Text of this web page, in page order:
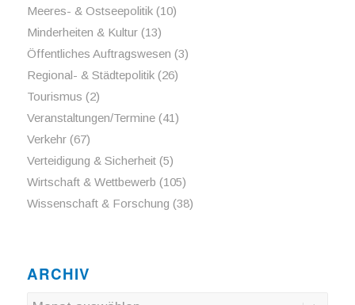
Meeres- & Ostseepolitik(10)
Minderheiten & Kultur(13)
Öffentliches Auftragswesen (3)
Regional- & Städtepolitik(26)
Tourismus (2)
Veranstaltungen/Termine(41)
Verkehr(67)
Verteidigung & Sicherheit(5)
Wirtschaft & Wettbewerb (105)
Wissenschaft & Forschung (38)
ARCHIV